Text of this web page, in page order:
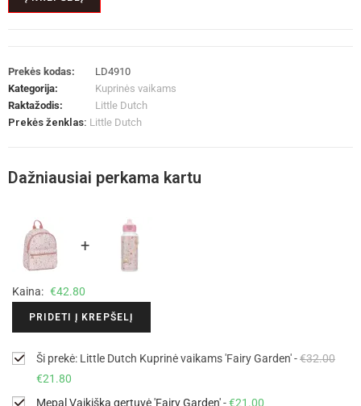
Prekės kodas:
LD4910
Kategorija:
Kuprinės vaikams
Raktažodis:
Little Dutch
Prekės ženklas: Little Dutch
Dažniausiai perkama kartu
+
Kaina: €42.80
PRIDETI Į KREPŠELĮ
Ši prekė: Little Dutch Kuprinė vaikams 'Fairy Garden'-€32.00
€21.80
Mepal Vaikiška gertuvė 'Fairy Garden'-€21.00